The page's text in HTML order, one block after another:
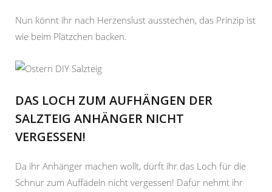
Nun könnt ihr nach Herzenslust ausstechen, das Prinzip ist
wie beim Plätzchen backen.
DAS LOCH ZUM AUFHÄNGEN DER
SALZTEIG ANHÄNGER NICHT
VERGESSEN!
Da ihr Anhänger machen wollt, dürft ihr das Loch für die
Schnur zum Auffädeln nicht vergessen! Dafür nehmt ihr